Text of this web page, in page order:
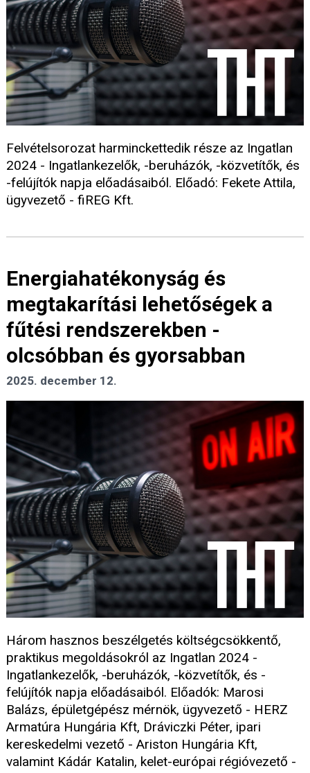
Felvételsorozat harminckettedik része az Ingatlan
2024 - Ingatlankezelők, -beruházók, -közvetítők, és
-felújítók napja előadásaiból. Előadó: Fekete Attila,
ügyvezető - fiREG Kft.
Energiahatékonyság és
megtakarítási lehetőségek a
fűtési rendszerekben -
olcsóbban és gyorsabban
2025. december 12.
Három hasznos beszélgetés költségcsökkentő,
praktikus megoldásokról az Ingatlan 2024 -
Ingatlankezelők, -beruházók, -közvetítők, és -
felújítók napja előadásaiból. Előadók: Marosi
Balázs, épületgépész mérnök, ügyvezető - HERZ
Armatúra Hungária Kft, Dráviczki Péter, ipari
kereskedelmi vezető - Ariston Hungária Kft,
valamint Kádár Katalin, kelet-európai régióvezető -